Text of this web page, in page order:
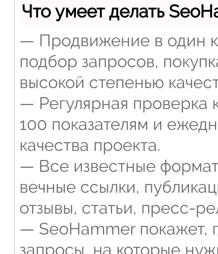
Что умеет делать
— Продвижение в один
подбор запросов,
высокой степенью
— Регулярная проверка
100 показателям и
качества проекта.
— Все известные
вечные ссылки,
отзывы, статьи, пресс-
— SeoHammer покажет,
запросы, на которые